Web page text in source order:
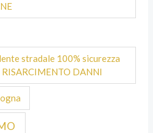
stradale 100% sicurezza
DANNI